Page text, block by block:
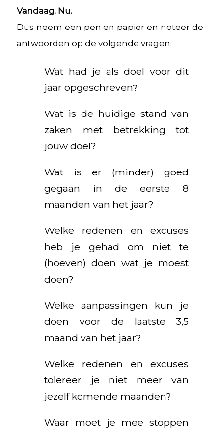
Vandaag. Nu.
Dus neem een pen en papier en noteer de
antwoorden op de volgende vragen:
Wat had je als doel voor dit
jaar opgeschreven?
Wat is de huidige stand van
zaken met betrekking tot
jouw doel?
Wat is er (minder) goed
gegaan in de eerste 8
maanden van het jaar?
Welke redenen en excuses
heb je gehad om niet te
(hoeven) doen wat je moest
doen?
Welke aanpassingen kun je
doen voor de laatste 3,5
maand van het jaar?
Welke redenen en excuses
tolereer je niet meer van
jezelf komende maanden?
Waar moet je mee stoppen